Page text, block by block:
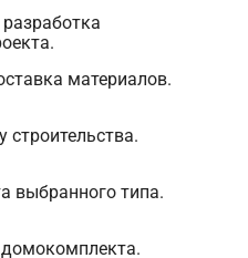
материалов.
строительства.
выбранного типа.